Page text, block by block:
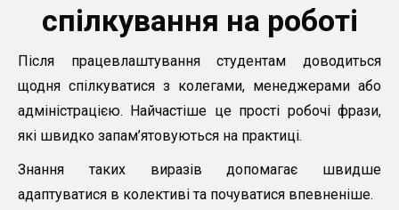
спілкування на роботі
Після працевлаштування студентам доводиться
щодня спілкуватися з колегами, менеджерами або
адміністрацією. Найчастіше це прості робочі фрази,
які швидко запам’ятовуються на практиці.
Знання таких виразів допомагає швидше
адаптуватися в колективі та почуватися впевненіше.